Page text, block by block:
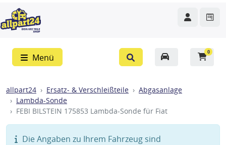
Menü
0
allpart24 Ersatz- & Verschleißteile
Abgasanlage
Lambda-Sonde
FEBI BILSTEIN 175853 Lambda-Sonde für Fiat
Die Angaben zu Ihrem Fahrzeug sind